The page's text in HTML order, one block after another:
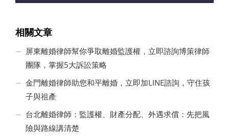
相關文章
屏東離婚律師幫你爭取離婚監護權，立即諮詢博策律師
團隊，掌握5大訴訟策略
金門離婚律師助您和平離婚，立即加LINE諮詢，守住孩
子與祖產
台北離婚律師：監護權、財產分配、外遇求償：先把風
險與路線講清楚